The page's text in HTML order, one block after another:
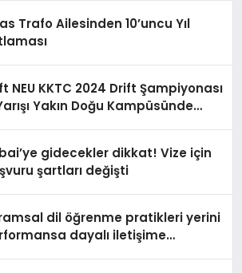
Trafo Ailesinden 10’uncu Yıl
NEU KKTC 2024 Drift Şampiyonası
Yakın Doğu Kampüsünde
gidecekler dikkat! Vize için
şartları değişti
dil öğrenme pratikleri yerini
dayalı iletişime